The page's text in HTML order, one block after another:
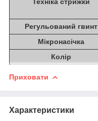
Регульований гвинт
Мікронасічка
Колір
Приховати
Характеристики